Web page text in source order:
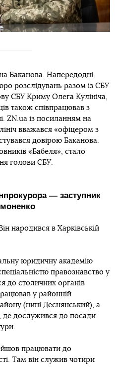
Баканова. Напередодні
розслідувань разом із СБУ
СБУ Криму Олега Кулініча,
також співпрацював з
ZN.ua із посиланням на
вважався «офіцером з
довірою Баканова.
«Бабеля», стало
голови СБУ.
― заступник
народився в Харківській
юридичну академію
правознавство у
до столичних органів
у районній
(нині Деснянський), а
де дослужився до посади
працювати до
Там він служив чотири